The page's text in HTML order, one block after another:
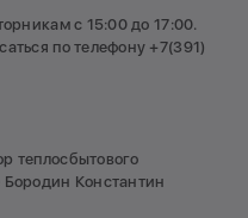
с 15:00 до 17:00.
по телефону +7(391)
теплосбытового
Константин